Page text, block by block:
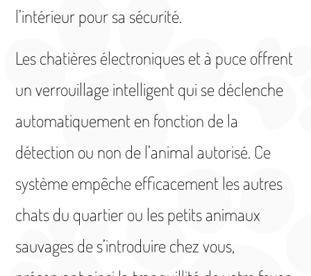
l’intérieur pour sa sécurité.
Les chatières électroniques et à puce offrent
un verrouillage intelligent qui se déclenche
automatiquement en fonction de la
détection ou non de l’animal autorisé. Ce
système empêche efficacement les autres
chats du quartier ou les petits animaux
sauvages de s’introduire chez vous,